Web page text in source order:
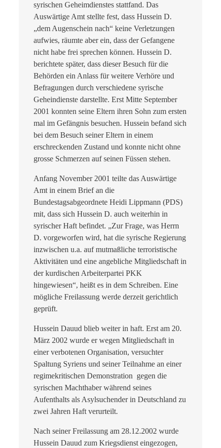
syrischen Geheimdienstes stattfand. Das
Auswärtige Amt stellte fest, dass Hussein D.
„dem Augenschein nach“ keine Verletzungen
aufwies, räumte aber ein, dass der Gefangene
nicht habe frei sprechen können. Hussein D.
berichtete später, dass dieser Besuch für die
Behörden ein Anlass für weitere Verhöre und
Befragungen durch verschiedene syrische
Geheindienste darstellte. Erst Mitte September
2001 konnten seine Eltern ihren Sohn zum ersten
mal im Gefängnis besuchen. Hussein befand sich
bei dem Besuch seiner Eltern in einem
erschreckenden Zustand und konnte nicht ohne
grosse Schmerzen auf seinen Füssen stehen.
Anfang November 2001 teilte das Auswärtige
Amt in einem Brief an die
Bundestagsabgeordnete Heidi Lippmann (PDS)
mit, dass sich Hussein D. auch weiterhin in
syrischer Haft befindet. „Zur Frage, was Herrn
D. vorgeworfen wird, hat die syrische Regierung
inzwischen u.a. auf mutmaßliche terroristische
Aktivitäten und eine angebliche Mitgliedschaft in
der kurdischen Arbeiterpartei PKK
hingewiesen“, heißt es in dem Schreiben. Eine
mögliche Freilassung werde derzeit gerichtlich
geprüft.
Hussein Dauud blieb weiter in haft. Erst am 20.
März 2002 wurde er wegen Mitgliedschaft in
einer verbotenen Organisation, versuchter
Spaltung Syriens und seiner Teilnahme an einer
regimekritischen Demonstration gegen die
syrischen Machthaber während seines
Aufenthalts als Asylsuchender in Deutschland zu
zwei Jahren Haft verurteilt.
Nach seiner Freilassung am 28.12.2002 wurde
Hussein Dauud zum Kriegsdienst eingezogen,